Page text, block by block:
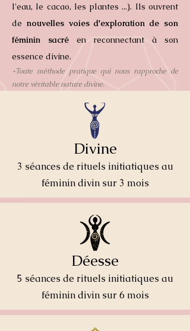
l'eau, le cacao, les plantes ...). Ils ouvrent
de nouvelles voies d'exploration de son
féminin sacréen reconnectant à son
essence divine.
+Toute méthode pratique qui nous rapproche de
notre véritable nature divine.
Divine
3 séances de rituels initiatiques au
féminin divin sur 3 mois
Déesse
​5 séances de rituels initiatiques au
féminin divin sur 6 mois